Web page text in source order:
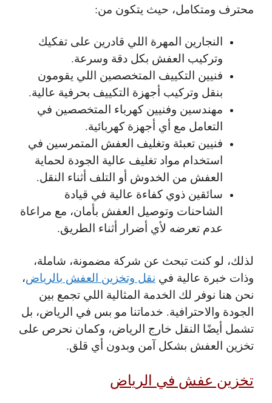
محترف ومتكامل، حيث يتكون من:
النجارين المهرة اللي قادرين على تفكيك
وتركيب العفش بكل دقة وسرعة.
فنيين التكييف المتخصصين اللي يقومون
بنقل وتركيب أجهزة التكييف بحرفية عالية.
مهندسين وفنيين كهرباء المتخصصين في
التعامل مع أي أجهزة كهربائية.
فنيين تعبئة وتغليف العفش المتمرسين في
استخدام مواد تغليف عالية الجودة لحماية
العفش من الخدوش أو التلف أثناء النقل.
سائقين ذوي كفاءة عالية في قيادة
الشاحنات وتوصيل العفش بأمان، مع مراعاة
عدم تعرضه لأي أضرار أثناء الطريق.
لذلك، لو كنت تبحث عن شركة مضمونة، شاملة،
وذات خبرة عالية في نقل وتخزين العفش بالرياض،
نحن هنا نوفر لك الخدمة المثالية اللي تجمع بين
الجودة والاحترافية. خدماتنا مو بس في الرياض، بل
تشمل أيضًا النقل خارج الرياض، وكمان نحرص على
تخزين العفش بشكل آمن وبدون أي قلق.
تخزين عفش في الرياض